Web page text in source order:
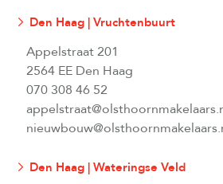
Den Haag | Vruchtenbuurt
Appelstraat 201
2564 EE Den Haag
070 308 46 52
Den Haag | Wateringse Veld